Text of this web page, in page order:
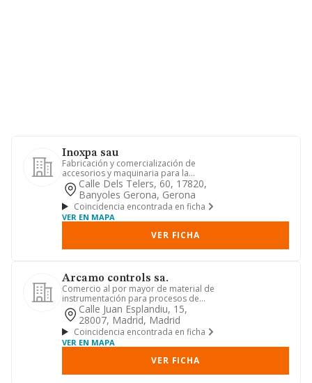
Inoxpa sau
Fabricación y comercialización de
accesorios y maquinaria para la
industria alimentaria, enológica,...
Calle Dels Telers, 60, 17820,
Banyoles Gerona, Gerona
Coincidencia encontrada en ficha
VER EN MAPA
VER FICHA
Arcamo controls sa.
Comercio al por mayor de material de
instrumentación para procesos de
control y valvulería.
Calle Juan Esplandiu, 15,
28007, Madrid, Madrid
Coincidencia encontrada en ficha
VER EN MAPA
VER FICHA